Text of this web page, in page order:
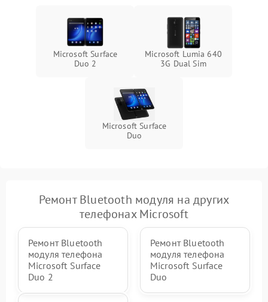
Microsoft Surface
Duo 2
Microsoft Lumia 640
3G Dual Sim
Microsoft Surface
Duo
Ремонт Bluetooth модуля на других
телефонах Microsoft
Ремонт Bluetooth
модуля телефона
Microsoft Surface
Duo 2
Ремонт Bluetooth
модуля телефона
Microsoft Surface
Duo